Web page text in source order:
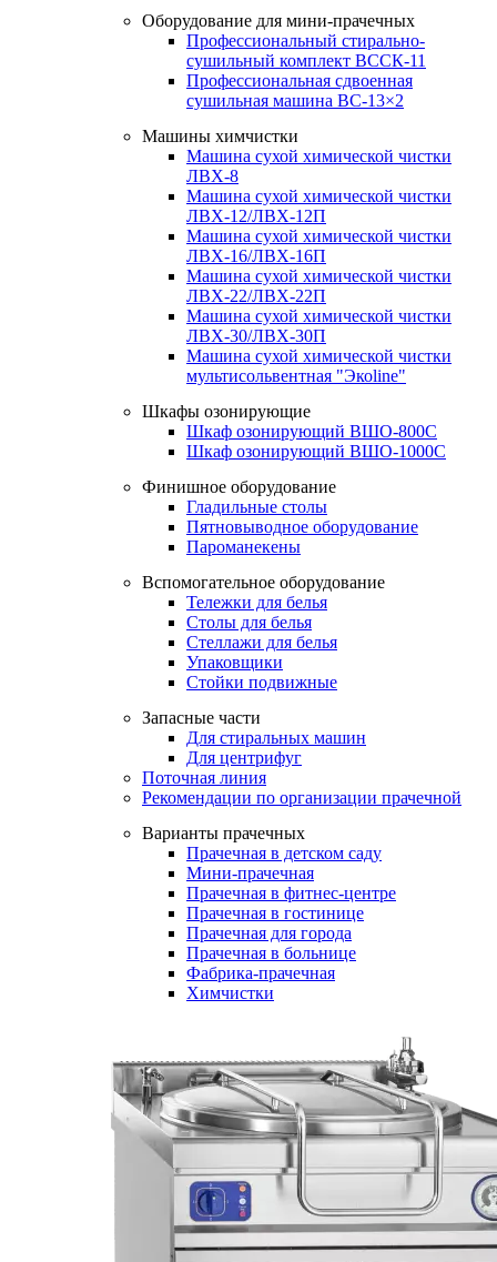
Оборудование для мини-прачечных
Профессиональный стирально-
сушильный комплект ВССК-11
Профессиональная сдвоенная
сушильная машина ВС-13×2
Машины химчистки
Машина сухой химической чистки
ЛВХ-8
Машина сухой химической чистки
ЛВХ-12/ЛВХ-12П
Машина сухой химической чистки
ЛВХ-16/ЛВХ-16П
Машина сухой химической чистки
ЛВХ-22/ЛВХ-22П
Машина сухой химической чистки
ЛВХ-30/ЛВХ-30П
Машина сухой химической чистки
мультисольвентная "Экоline"
Шкафы озонирующие
Шкаф озонирующий ВШО-800С
Шкаф озонирующий ВШО-1000С
Финишное оборудование
Гладильные столы
Пятновыводное оборудование
Пароманекены
Вспомогательное оборудование
Тележки для белья
Столы для белья
Стеллажи для белья
Упаковщики
Стойки подвижные
Запасные части
Для стиральных машин
Для центрифуг
Поточная линия
Рекомендации по организации прачечной
Варианты прачечных
Прачечная в детском саду
Мини-прачечная
Прачечная в фитнес-центре
Прачечная в гостинице
Прачечная для города
Прачечная в больнице
Фабрика-прачечная
Химчистки